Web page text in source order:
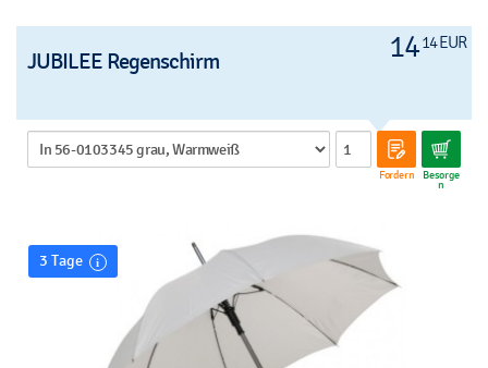
1414 EUR
JUBILEE Regenschirm
Fordern Besorge
n
3 Tage